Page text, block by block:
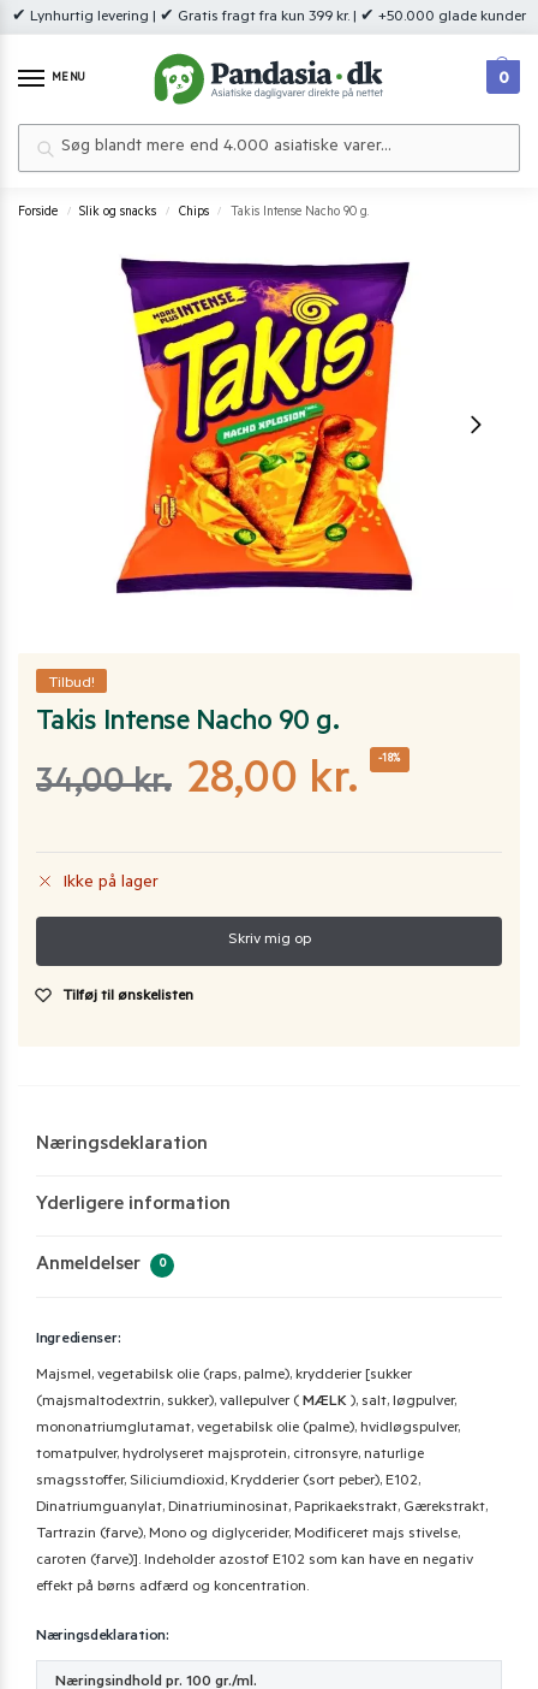
✔ Lynhurtig levering | ✔ Gratis fragt fra kun 399 kr. | ✔ +50.000 glade kunder
MENU 0
Forside / Slik og snacks / Chips / Takis Intense Nacho 90 g.
Tilbud!
Takis Intense Nacho 90 g.
34,00kr. 28,00 kr. -18%
Ikke på lager
Tilføj til ønskelisten
Næringsdeklaration
Yderligere information
Anmeldelser 0
Ingredienser:
Majsmel, vegetabilsk olie (raps, palme), krydderier [sukker
(majsmaltodextrin, sukker), vallepulver ( MÆLK ), salt, løgpulver,
mononatriumglutamat, vegetabilsk olie (palme), hvidløgspulver,
tomatpulver, hydrolyseret majsprotein, citronsyre, naturlige
smagsstoffer, Siliciumdioxid, Krydderier (sort peber), E102,
Dinatriumguanylat, Dinatriuminosinat, Paprikaekstrakt, Gærekstrakt,
Tartrazin (farve), Mono og diglycerider, Modificeret majs stivelse,
caroten (farve)]. Indeholder azostof E102 som kan have en negativ
effekt på børns adfærd og koncentration.
Næringsdeklaration:
Næringsindhold pr. 100 gr./ml.